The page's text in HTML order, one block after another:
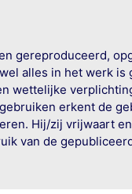
alles in het werk
wettelijke
erkent de
Hij/zij vrijwaart
van de